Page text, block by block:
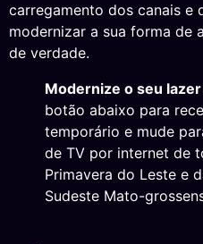
carregamento dos canais e
modernizar a sua forma de
de verdade.
Modernize o seu
botão abaixo para
temporário e mude
de TV por internet de
Primavera do Leste e
Sudeste Mato-